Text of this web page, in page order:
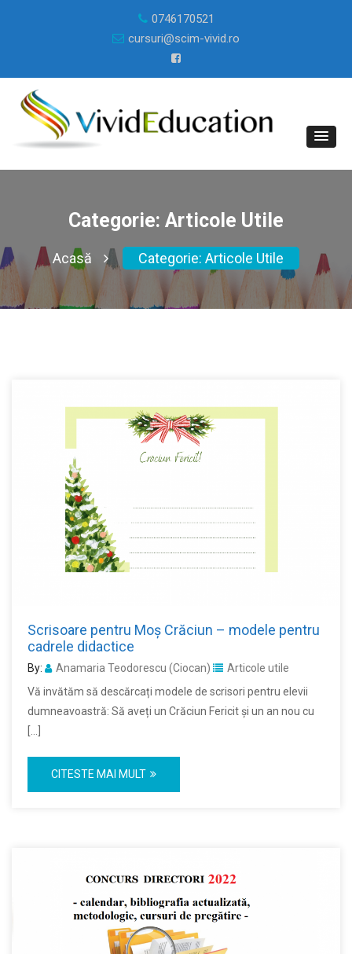
0746170521
cursuri@scim-vivid.ro
Categorie: Articole Utile
Acasă Categorie: Articole Utile
Scrisoare pentru Moș Crăciun – modele pentru
cadrele didactice
By: Anamaria Teodorescu (Ciocan)
Articole utile
Vă invătăm să descărcați modele de scrisori pentru elevii
dumneavoastră: Să aveți un Crăciun Fericit și un an nou cu
[…]
CITESTE MAI MULT